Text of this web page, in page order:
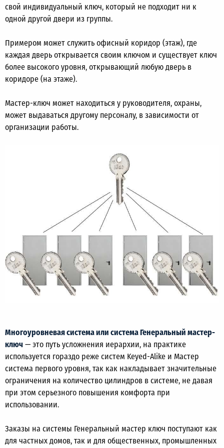
свой индивидуальный ключ, который не подходит ни к
одной другой двери из группы.
Примером может служить офисный коридор (этаж), где
каждая дверь открывается своим ключом и существует ключ
более высокого уровня, открывающий любую дверь в
коридоре (на этаже).
Мастер-ключ может находиться у руководителя, охраны,
может выдаваться другому персоналу, в зависимости от
организации работы.
Многоуровневая система или система Генеральный мастер-
ключ — это путь усложнения иерархии, на практике
используется гораздо реже систем Keyed-Alike и Мастер
система первого уровня, так как накладывает значительные
ограничения на количество цилиндров в системе, не давая
при этом серьезного повышения комфорта при
использовании.
Заказы на системы Генеральный мастер ключ поступают как
для частных домов, так и для общественных, промышленных